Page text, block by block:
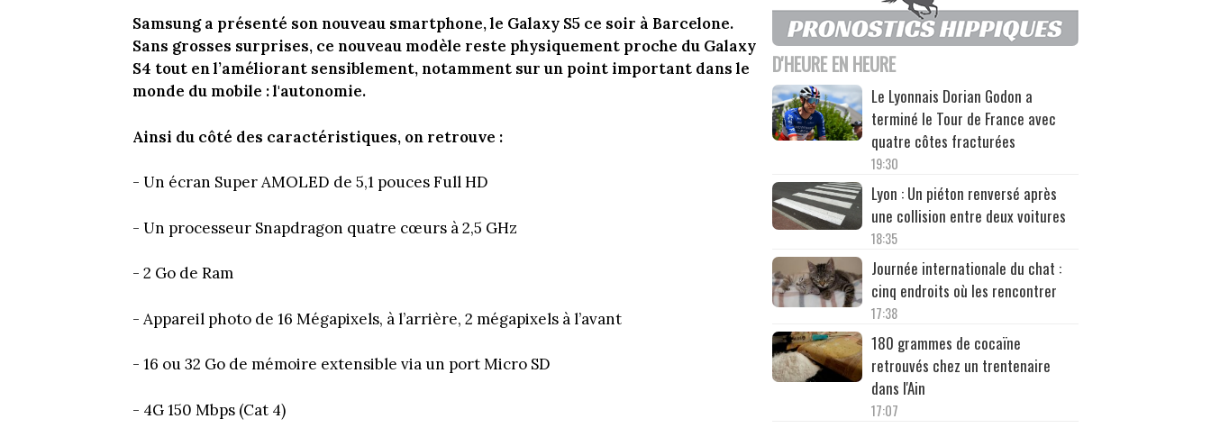
Samsung a présenté son nouveau smartphone, le Galaxy S5 ce soir à Barcelone.
Sans grosses surprises, ce nouveau modèle reste physiquement proche du Galaxy
S4 tout en l’améliorant sensiblement, notamment sur un point important dans le
monde du mobile : l'autonomie.
Ainsi du côté des caractéristiques, on retrouve :
- Un écran Super AMOLED de 5,1 pouces Full HD
- Un processeur Snapdragon quatre cœurs à 2,5 GHz
- 2 Go de Ram
- Appareil photo de 16 Mégapixels, à l’arrière, 2 mégapixels à l’avant
- 16 ou 32 Go de mémoire extensible via un port Micro SD
- 4G 150 Mbps (Cat 4)
D'HEURE EN HEURE
Le Lyonnais Dorian Godon a
terminé le Tour de France avec
quatre côtes fracturées
19:30
Lyon : Un piéton renversé après
une collision entre deux voitures
18:35
Journée internationale du chat :
cinq endroits où les rencontrer
17:38
180 grammes de cocaïne
retrouvés chez un trentenaire
dans l'Ain
17:07